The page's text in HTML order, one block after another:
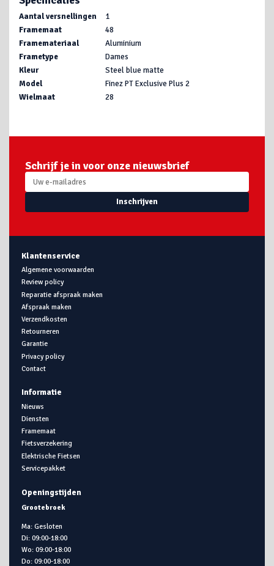
Aantal versnellingen
1
Framemaat
48
Framemateriaal
Aluminium
Frametype
Dames
Kleur
Steel blue matte
Model
Finez PT Exclusive Plus 2
Wielmaat
28
Schrijf je in voor onze nieuwsbrief
Inschrijven
Klantenservice
Algemene voorwaarden
Review policy
Reparatie afspraak maken
Afspraak maken
Verzendkosten
Retourneren
Garantie
Privacy policy
Contact
Informatie
Nieuws
Diensten
Framemaat
Fietsverzekering
Elektrische Fietsen
Servicepakket
Openingstijden
Grootebroek
Ma: Gesloten
Di: 09:00-18:00
Wo: 09:00-18:00
Do: 09:00-18:00